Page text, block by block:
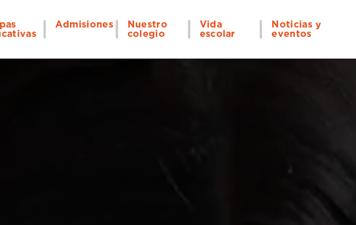
Admisiones
Nuestro
colegio
Vida
escolar
Noticias y
eventos